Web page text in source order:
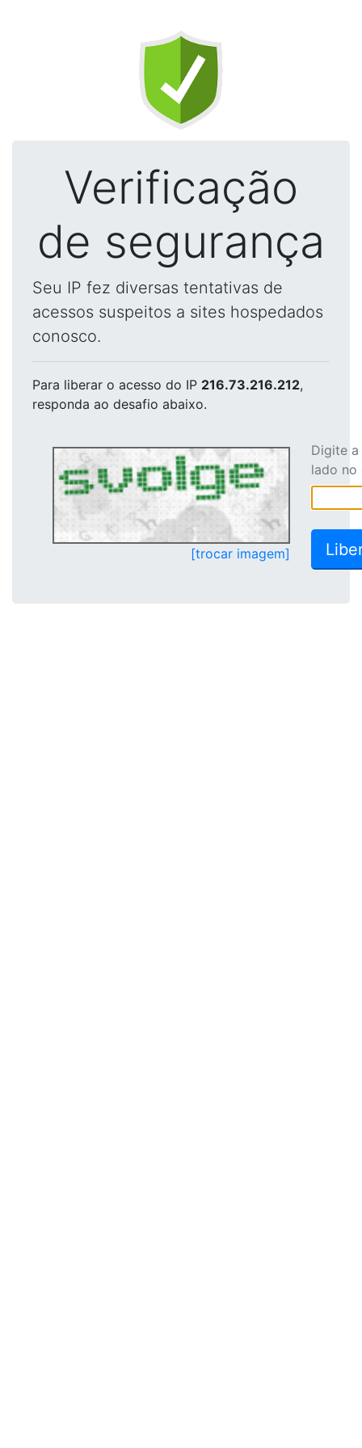
Verificação
de segurança
Seu IP fez diversas tentativas de
acessos suspeitos a sites hospedados
conosco.
Para liberar o acesso do IP 216.73.216.212,
responda ao desafio abaixo.
[trocar imagem]
Digite
lado no